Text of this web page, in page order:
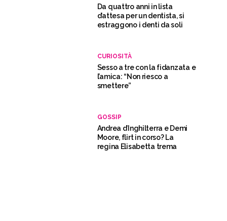
Da quattro anni in lista
d’attesa per un dentista, si
estraggono i denti da soli
CURIOSITÀ
Sesso a tre con la fidanzata e
l’amica: “Non riesco a
smettere”
GOSSIP
Andrea d’Inghilterra e Demi
Moore, flirt in corso? La
regina Elisabetta trema